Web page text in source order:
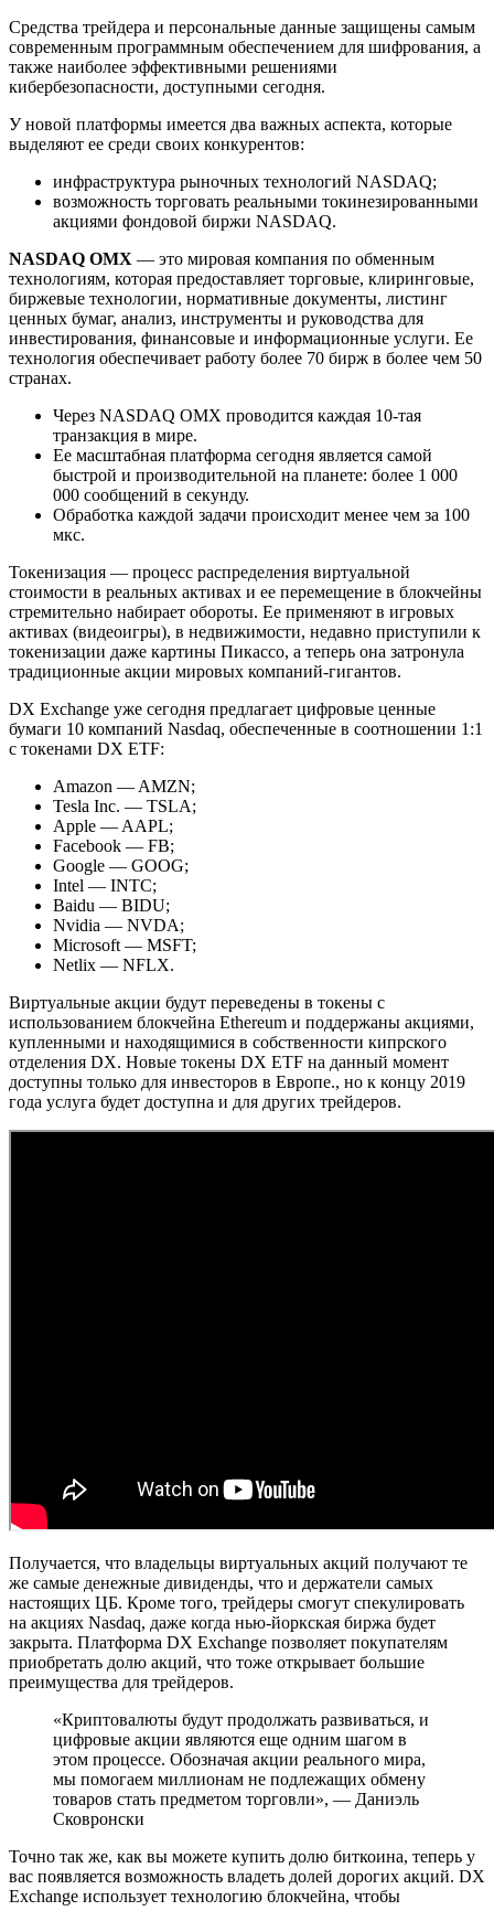
Средства трейдера и персональные данные защищены самым
современным программным обеспечением для шифрования, а
также наиболее эффективными решениями
кибербезопасности, доступными сегодня.
У новой платформы имеется два важных аспекта, которые
выделяют ее среди своих конкурентов:
инфраструктура рыночных технологий NASDAQ;
возможность торговать реальными токинезированными
акциями фондовой биржи NASDAQ.
NASDAQ OMX — это мировая компания по обменным
технологиям, которая предоставляет торговые, клиринговые,
биржевые технологии, нормативные документы, листинг
ценных бумаг, анализ, инструменты и руководства для
инвестирования, финансовые и информационные услуги. Ее
технология обеспечивает работу более 70 бирж в более чем 50
странах.
Через NASDAQ OMX проводится каждая 10-тая
транзакция в мире.
Ее масштабная платформа сегодня является самой
быстрой и производительной на планете: более 1 000
000 сообщений в секунду.
Обработка каждой задачи происходит менее чем за 100
мкс.
Токенизация — процесс распределения виртуальной
стоимости в реальных активах и ее перемещение в блокчейны
стремительно набирает обороты. Ее применяют в игровых
активах (видеоигры), в недвижимости, недавно приступили к
токенизации даже картины Пикассо, а теперь она затронула
традиционные акции мировых компаний-гигантов.
DX Exchange уже сегодня предлагает цифровые ценные
бумаги 10 компаний Nasdaq, обеспеченные в соотношении 1:1
с токенами DX ETF:
Amazon — AMZN;
Tesla Inc. — TSLA;
Apple — AAPL;
Facebook — FB;
Google — GOOG;
Intel — INTC;
Baidu — BIDU;
Nvidia — NVDA;
Microsoft — MSFT;
Netlix — NFLX.
Виртуальные акции будут переведены в токены с
использованием блокчейна Ethereum и поддержаны акциями,
купленными и находящимися в собственности кипрского
отделения DX. Новые токены DX ETF на данный момент
доступны только для инвесторов в Европе., но к концу 2019
года услуга будет доступна и для других трейдеров.
Получается, что владельцы виртуальных акций получают те
же самые денежные дивиденды, что и держатели самых
настоящих ЦБ. Кроме того, трейдеры смогут спекулировать
на акциях Nasdaq, даже когда нью-йоркская биржа будет
закрыта. Платформа DX Exchange позволяет покупателям
приобретать долю акций, что тоже открывает большие
преимущества для трейдеров.
«Криптовалюты будут продолжать развиваться, и
цифровые акции являются еще одним шагом в
этом процессе. Обозначая акции реального мира,
мы помогаем миллионам не подлежащих обмену
товаров стать предметом торговли», — Даниэль
Сковронски
Точно так же, как вы можете купить долю биткоина, теперь у
вас появляется возможность владеть долей дорогих акций. DX
Exchange использует технологию блокчейна, чтобы